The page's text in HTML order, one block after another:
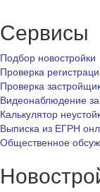
Сервисы
Подбор новостройки
Проверка
Проверка
Видеонаблюдение
Калькулятор
Выписка из ЕГРН
Общественное